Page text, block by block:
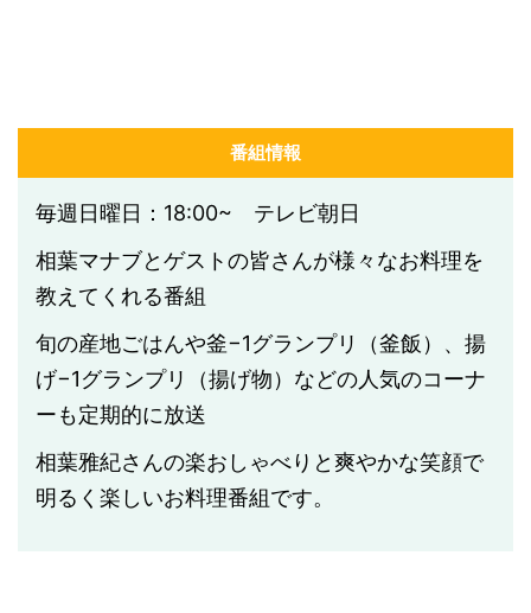
番組情報
毎週日曜日：18:00~ テレビ朝日
相葉マナブとゲストの皆さんが様々なお料理を
教えてくれる番組
旬の産地ごはんや釜−1グランプリ（釜飯）、揚
げ−1グランプリ（揚げ物）などの人気のコーナ
ーも定期的に放送
相葉雅紀さんの楽おしゃべりと爽やかな笑顔で
明るく楽しいお料理番組です。